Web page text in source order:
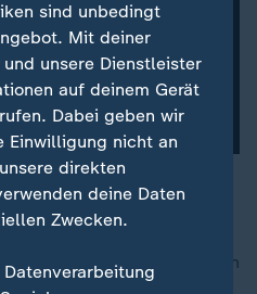
nach oben
sind unbedingt
Mit deiner
unsere Dienstleister
auf deinem Gerät
Dabei geben wir
Einwilligung nicht an
direkten
deine Daten
Zwecken.